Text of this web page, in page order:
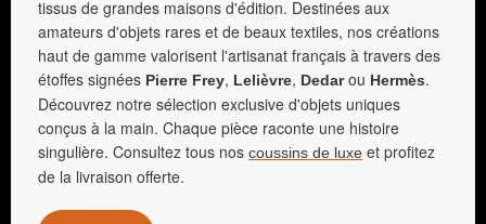
tissus de grandes maisons d'édition. Destinées aux
amateurs d'objets rares et de beaux textiles, nos créations
haut de gamme valorisent l'artisanat français à travers des
étoffes signées Pierre Frey, Lelièvre, Dedarou Hermès.
Découvrez notre sélection exclusive d'objets uniques
conçus à la main. Chaque pièce raconte une histoire
singulière. Consultez tous nos coussins de luxe et profitez
de la livraison offerte.